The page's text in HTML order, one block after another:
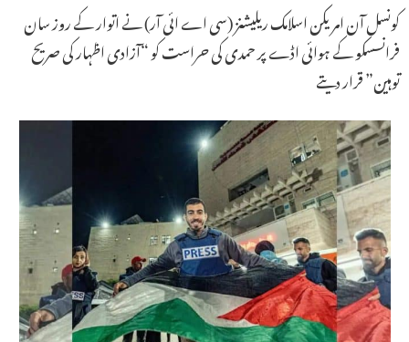
کونسل آن امریکن اسلامک ریلیشنز (سی اے ائی آر) نے اتوار کے روز سان
فرانسسکو کے ہوائی اڈے پر حمدی کی حراست کو “آزادی اظہار کی صریح
توہین” قرار دیتے